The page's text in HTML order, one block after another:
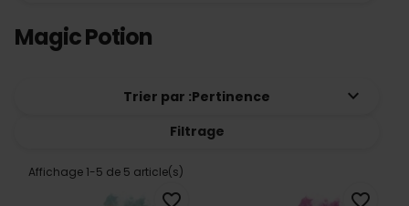
Magic Potion
Trier par :Pertinence keyboard_arrow_down
Filtrage
Affichage 1-5 de 5 article(s)
favorite_border favorite_border